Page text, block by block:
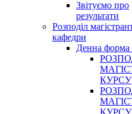
Звітуємо про
результати
Розподіл
кафедри
Денна форма
КУРСУ